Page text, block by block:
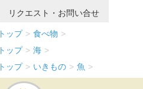
リクエスト・お問い合せ
トップ > 食べ物 >
トップ > 海 >
トップ > いきもの > 魚 >